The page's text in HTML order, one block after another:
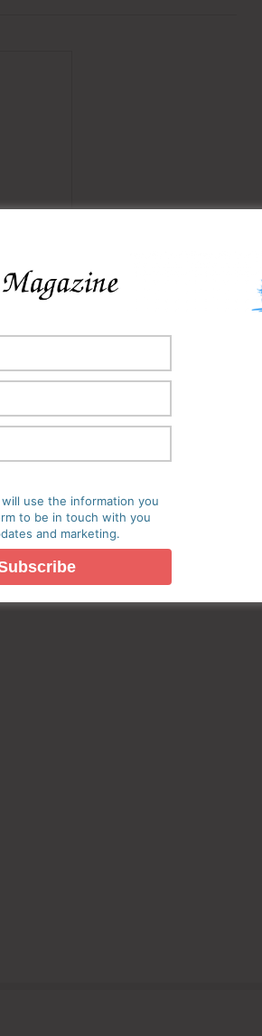
την επόμενη φορά που θα
use the information you
to be in touch with you
and marketing.